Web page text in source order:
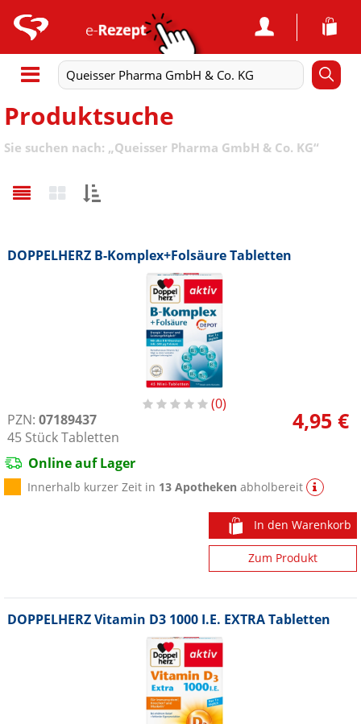
Produktsuche
Sie suchen nach: „Queisser Pharma GmbH & Co. KG“
DOPPELHERZ B-Komplex+Folsäure Tabletten
0
PZN: 07189437
45 Stück Tabletten
4,95 €
Online auf Lager
Innerhalb kurzer Zeit in 13 Apotheken abholbereit
In den Warenkorb
Zum Produkt
DOPPELHERZ Vitamin D3 1000 I.E. EXTRA Tabletten